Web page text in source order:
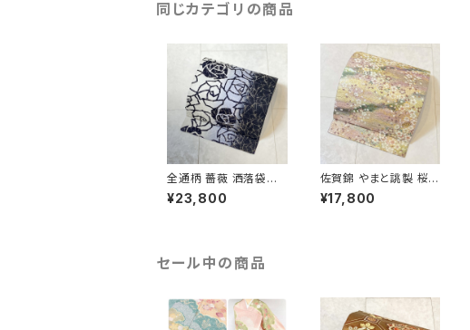
同じカテゴリの商品
全通柄 薔薇 洒落袋帯
銀糸 長尺 正絹 白 黒
青紫 659
¥23,800
佐賀錦 やまと誂製 桜づ
くし 袋帯 正絹 金銀糸
ラメ ピンク 白 722
¥17,800
セール中の商品